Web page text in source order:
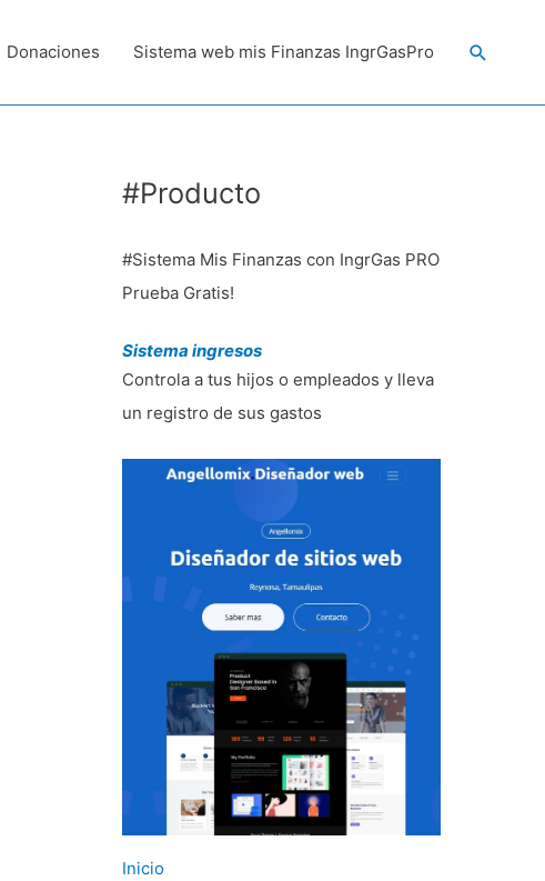
Donaciones Sistema web mis Finanzas IngrGasPro Buscar
#Producto
#Sistema Mis Finanzas con IngrGas PRO
Prueba Gratis!
Sistema ingresos
Controla a tus hijos o empleados y lleva
un registro de sus gastos
Inicio